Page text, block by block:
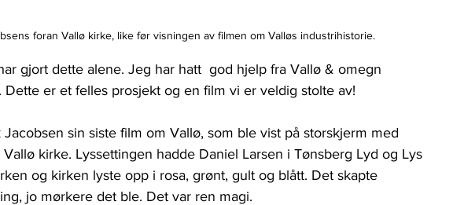
foran Vallø kirke, like før visningen av filmen om Valløs industrihistorie.
gjort dette alene. Jeg har hatt  god hjelp fra Vallø & omegn
er et felles prosjekt og en film vi er veldig stolte av!
sin siste film om Vallø, som ble vist på storskjerm med
kirke. Lyssettingen hadde Daniel Larsen i Tønsberg Lyd og Lys
og kirken lyste opp i rosa, grønt, gult og blått. Det skapte
jo mørkere det ble. Det var ren magi.